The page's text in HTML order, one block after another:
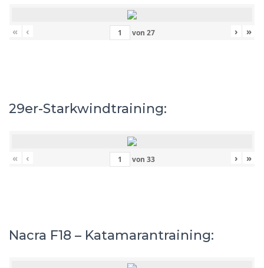
« ‹ von 27 › »
29er-Starkwindtraining:
« ‹ von 33 › »
Nacra F18 – Katamarantraining: